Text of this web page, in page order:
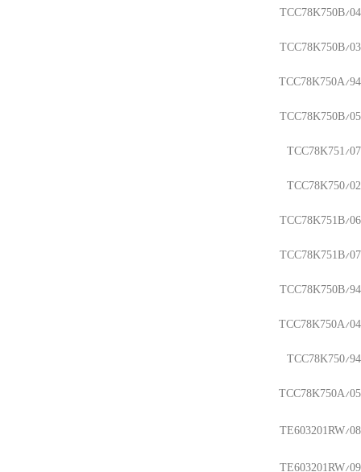
TCC78K750B/04
TCC78K750B/03
TCC78K750A/94
TCC78K750B/05
TCC78K751/07
TCC78K750/02
TCC78K751B/06
TCC78K751B/07
TCC78K750B/94
TCC78K750A/04
TCC78K750/94
TCC78K750A/05
TE603201RW/08
TE603201RW/09